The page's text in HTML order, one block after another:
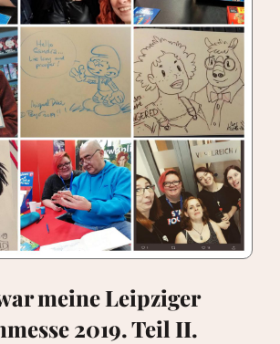
meine Leipziger
2019. Teil II.